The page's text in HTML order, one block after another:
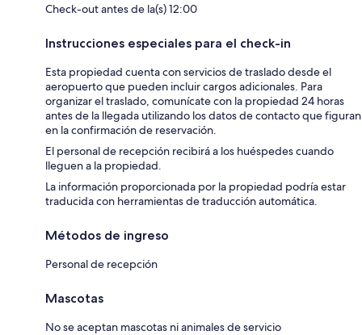
Check-out antes de la(s) 12:00
Instrucciones especiales para el check-in
Esta propiedad cuenta con servicios de traslado desde el
aeropuerto que pueden incluir cargos adicionales. Para
organizar el traslado, comunícate con la propiedad 24 horas
antes de la llegada utilizando los datos de contacto que figuran
en la confirmación de reservación.
El personal de recepción recibirá a los huéspedes cuando
lleguen a la propiedad.
La información proporcionada por la propiedad podría estar
traducida con herramientas de traducción automática.
Métodos de ingreso
Personal de recepción
Mascotas
No se aceptan mascotas ni animales de servicio